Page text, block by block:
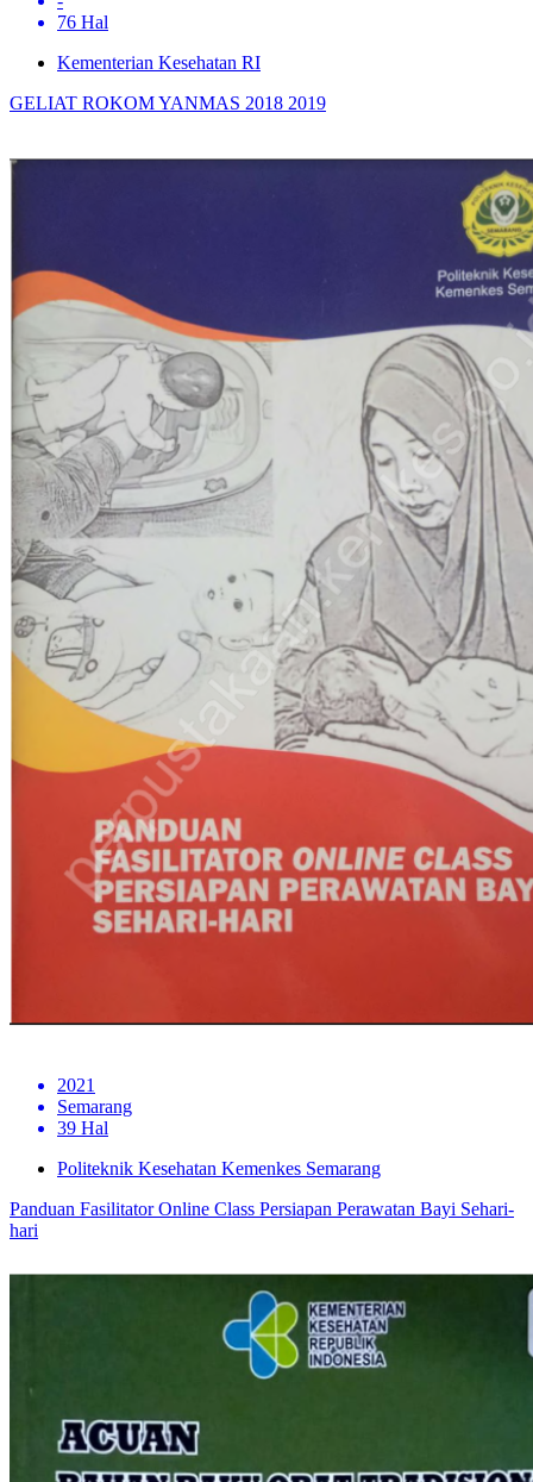
76 Hal
Kementerian Kesehatan RI
GELIAT ROKOM YANMAS 2018 2019
2021
Semarang
39 Hal
Politeknik Kesehatan Kemenkes Semarang
Panduan Fasilitator Online Class Persiapan Perawatan Bayi Sehari-
hari